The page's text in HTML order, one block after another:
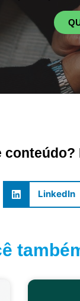
conteúdo?
LinkedIn